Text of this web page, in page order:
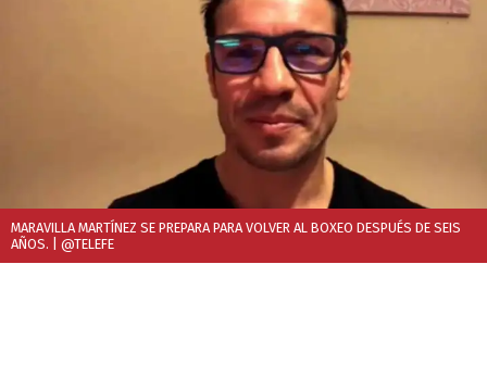
MARAVILLA MARTÍNEZ SE PREPARA PARA VOLVER AL BOXEO DESPUÉS DE SEIS
AÑOS. | @TELEFE